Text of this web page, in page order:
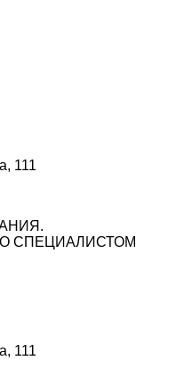
111
СПЕЦИАЛИСТОМ
111